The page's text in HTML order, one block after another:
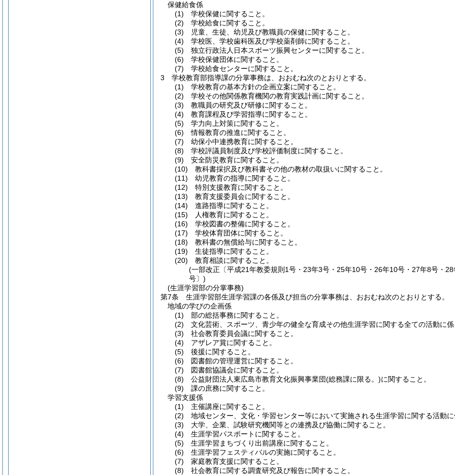
保健給食係
(1) 学校保健に関すること。
(2) 学校給食に関すること。
(3) 児童、生徒、幼児及び教職員の保健に関すること。
(4) 学校医、学校歯科医及び学校薬剤師に関すること。
(5) 独立行政法人日本スポーツ振興センターに関すること。
(6) 学校保健団体に関すること。
(7) 学校給食センターに関すること。
3
学校教育部指導課の分掌事務は、おおむね次のとおりとする。
(1) 学校教育の基本方針の企画立案に関すること。
(2) 学校その他関係教育機関の教育実践計画に関すること。
(3) 教職員の研究及び研修に関すること。
(4) 教育課程及び学習指導に関すること。
(5) 学力向上対策に関すること。
(6) 情報教育の推進に関すること。
(7) 幼保小中連携教育に関すること。
(8) 学校評議員制度及び学校評価制度に関すること。
(9) 安全防災教育に関すること。
(10) 教科書採択及び教科書その他の教材の取扱いに関すること。
(11) 幼児教育の指導に関すること。
(12) 特別支援教育に関すること。
(13) 教育支援委員会に関すること。
(14) 進路指導に関すること。
(15) 人権教育に関すること。
(16) 学校図書の整備に関すること。
(17) 学校体育団体に関すること。
(18) 教科書の無償給与に関すること。
(19) 生徒指導に関すること。
(20) 教育相談に関すること。
(一部改正〔平成21年教委規則1号・23年3号・25年10号・26年10号・27年8号・
号〕)
(生涯学習部の分掌事務)
第7条
生涯学習部生涯学習課の各係及び担当の分掌事務は、おおむね次のとおりとする。
地域の学びの企画係
(1) 部の総括事務に関すること。
(2) 文化芸術、スポーツ、青少年の健全な育成その他生涯学習に関する全ての活動に
(3) 社会教育委員会議に関すること。
(4) アザレア賞に関すること。
(5) 後援に関すること。
(6) 図書館の管理運営に関すること。
(7) 図書館協議会に関すること。
(8) 公益財団法人東広島市教育文化振興事業団(総務課に限る。)に関すること。
(9) 課の庶務に関すること。
学習支援係
(1) 主催講座に関すること。
(2) 地域センター、文化・学習センター等において実施される生涯学習に関する活動
(3) 大学、企業、試験研究機関等との連携及び協働に関すること。
(4) 生涯学習パスポートに関すること。
(5) 生涯学習まちづくり出前講座に関すること。
(6) 生涯学習フェスティバルの実施に関すること。
(7) 家庭教育支援に関すること。
(8) 社会教育に関する調査研究及び報告に関すること。